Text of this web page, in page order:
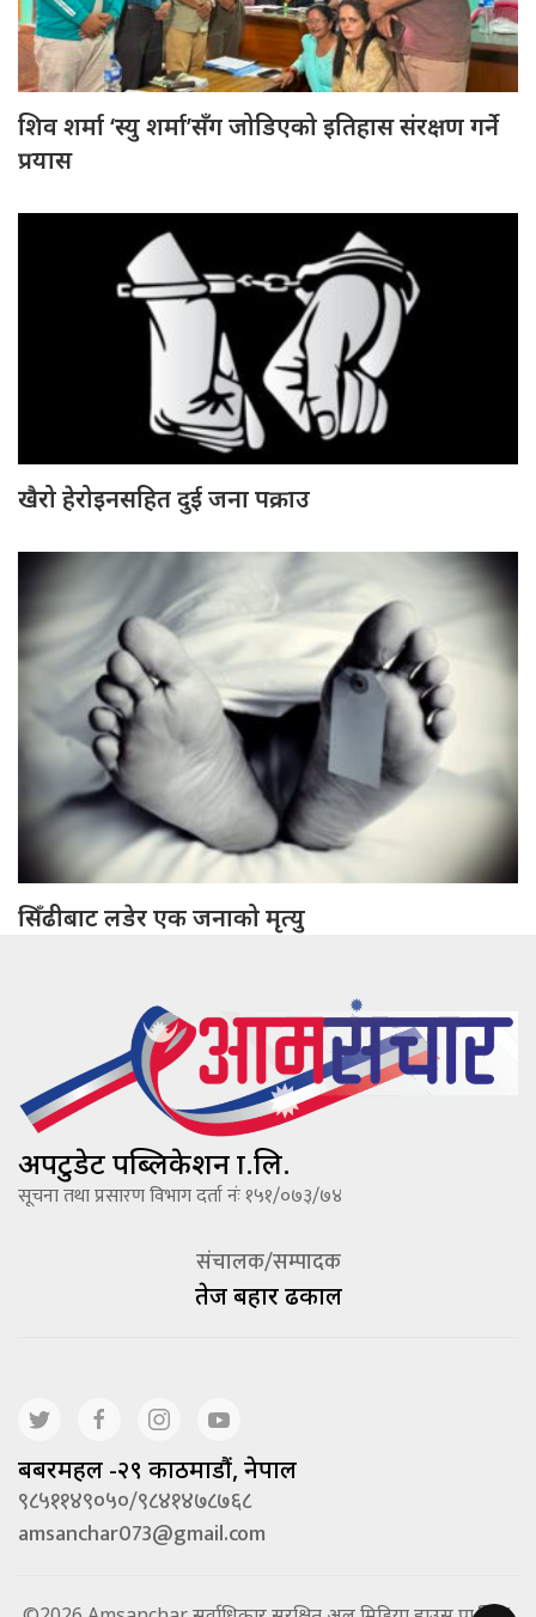
शिव शर्मा ‘स्यु शर्मा’सँग जोडिएको इतिहास संरक्षण गर्ने
प्रयास
खैरो हेरोइनसहित दुई जना पक्राउ
सिँढीबाट लडेर एक जनाको मृत्यु
अपटुडेट पब्लिकेशन प्रा.लि.
सूचना तथा प्रसारण विभाग दर्ता नंः १५१/०७३/७४
संचालक/सम्पादक
तेज बहादूर ढकाल
बबरमहल -२९ काठमाडौं, नेपाल
९८५११४९०५०/९८४१४७८७६८
amsanchar073@gmail.com